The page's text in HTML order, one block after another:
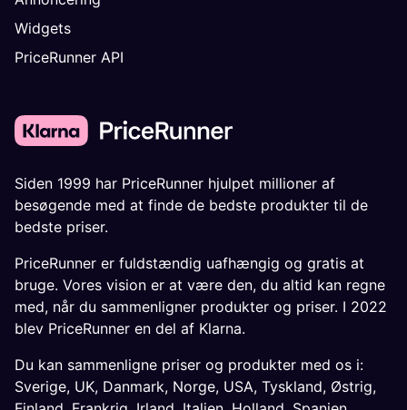
Widgets
PriceRunner API
Siden 1999 har PriceRunner hjulpet millioner af
besøgende med at finde de bedste produkter til de
bedste priser.
PriceRunner er fuldstændig uafhængig og gratis at
bruge. Vores vision er at være den, du altid kan regne
med, når du sammenligner produkter og priser. I 2022
blev PriceRunner en del af Klarna.
Du kan sammenligne priser og produkter med os i:
Sverige, UK, Danmark, Norge, USA, Tyskland, Østrig,